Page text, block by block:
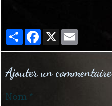
PartagerFacebook
X
Ajouter un commentaire
Nom